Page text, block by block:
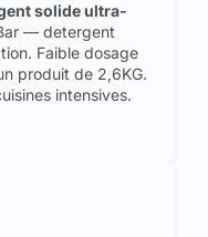
solide ultra-
— detergent
Faible dosage
produit de 2,6KG.
intensives.